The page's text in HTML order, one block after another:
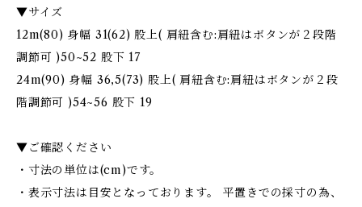
▼サイズ
12m(80) 身幅 31(62) 股上( 肩紐含む:肩紐はボタンが２段階
調節可 )50~52 股下 17
24m(90) 身幅 36,5(73) 股上( 肩紐含む:肩紐はボタンが２段
階調節可 )54~56 股下 19
▼ご確認ください
・寸法の単位は(cm)です。
・表示寸法は目安となっております。 平置きでの採寸の為、